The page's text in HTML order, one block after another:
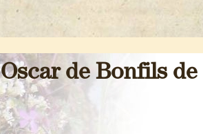
Oscar de Bonfils de